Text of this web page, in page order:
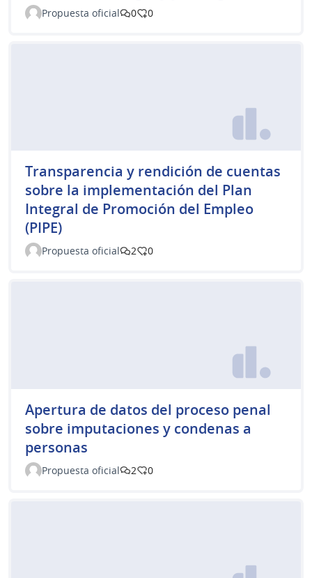
Propuesta oficial 0 0
Transparencia y rendición de cuentas
sobre la implementación del Plan
Integral de Promoción del Empleo
(PIPE)
Propuesta oficial 2 0
Apertura de datos del proceso penal
sobre imputaciones y condenas a
personas
Propuesta oficial 2 0